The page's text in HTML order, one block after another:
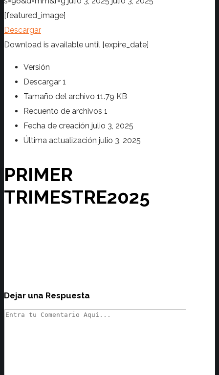
[featured_image]
Descargar
Download is available until [expire_date]
Versión
Descargar 1
Tamaño del archivo 11.79 KB
Recuento de archivos 1
Fecha de creación julio 3, 2025
Última actualización julio 3, 2025
PRIMER
TRIMESTRE2025
Dejar una Respuesta